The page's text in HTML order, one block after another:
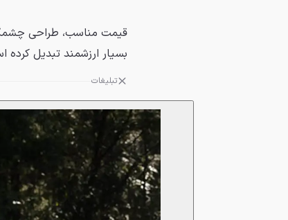
بسیار ارزشمند تبدیل کرده
تبلیغات